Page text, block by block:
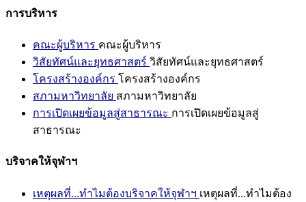
การบริหาร
คณะผู้บริหาร คณะผู้บริหาร
วิสัยทัศน์และยุทธศาสตร์ วิสัยทัศน์และยุทธศาสตร์
โครงสร้างองค์กร โครงสร้างองค์กร
สภามหาวิทยาลัย สภามหาวิทยาลัย
การเปิดเผยข้อมูลสู่สาธารณะ การเปิดเผยข้อมูลสู่
สาธารณะ
บริจาคให้จุฬาฯ
เหตุผลที่...ทำไมต้องบริจาคให้จุฬาฯ เหตุผลที่...ทำไมต้อง